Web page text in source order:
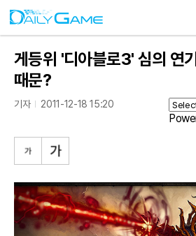
게등위 '디아블로3' 심의 연
때문?
기자 2011-12-18 15:20